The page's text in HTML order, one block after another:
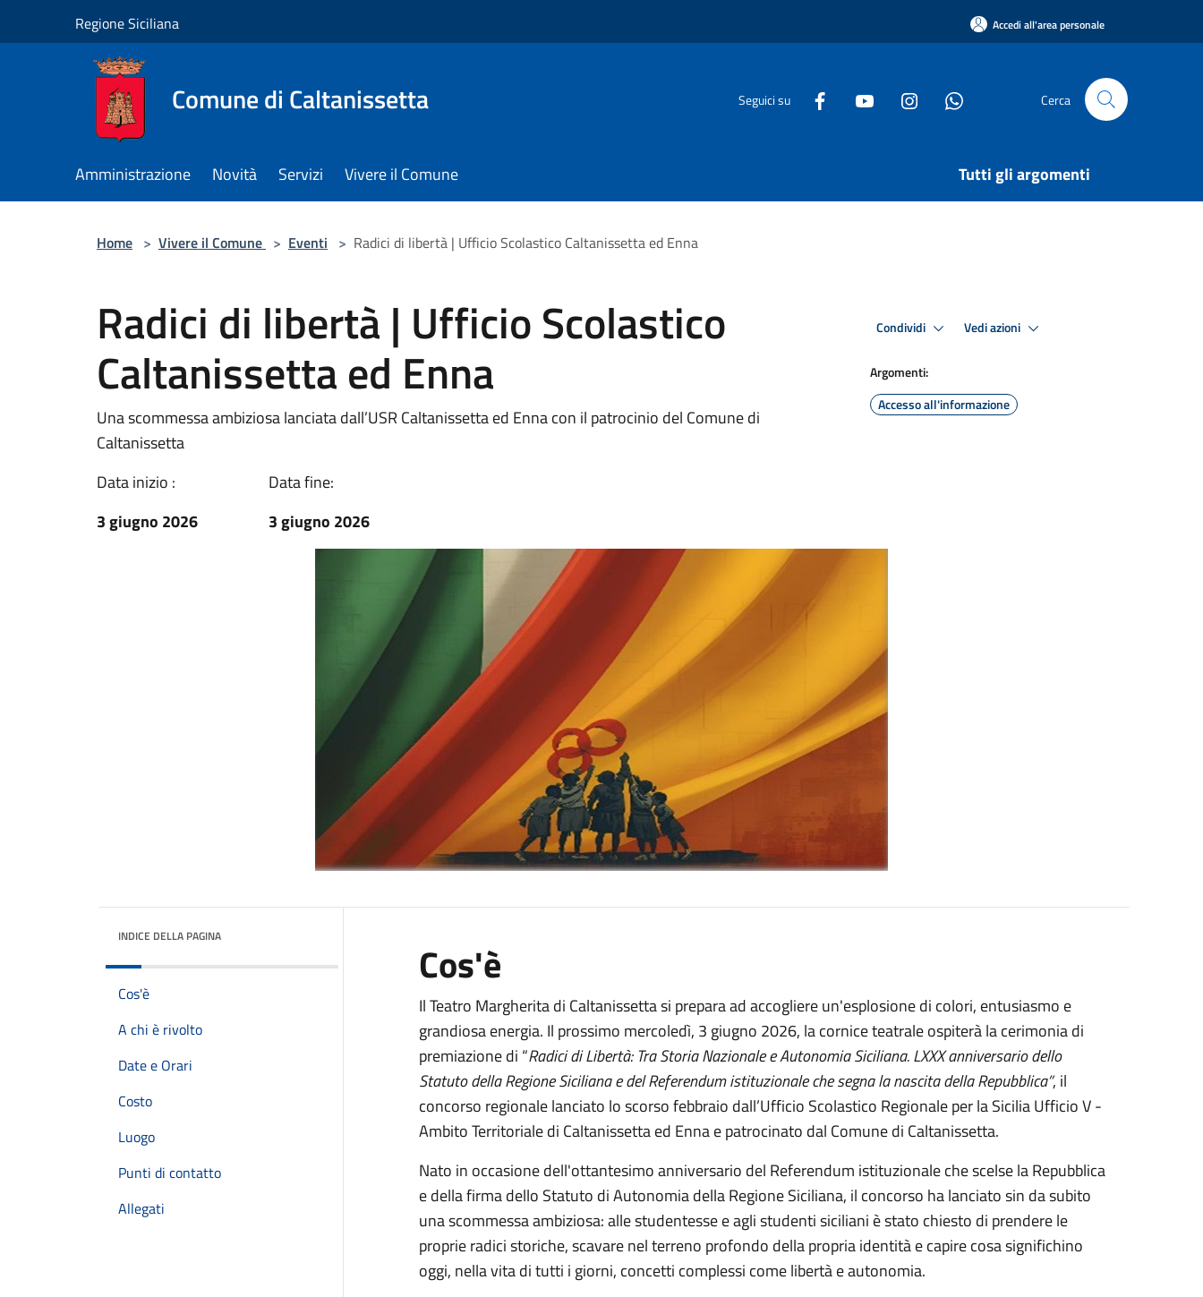
Regione Siciliana Accedi all'area personale
Comune di Caltanissetta Seguici su Cerca
Amministrazione Novità Servizi Vivere il Comune Tutti gli argomenti
Home > Vivere il Comune > Eventi > Radici di libertà | Ufficio Scolastico Caltanissetta ed Enna
Radici di libertà | Ufficio Scolastico
Caltanissetta ed Enna
Una scommessa ambiziosa lanciata dall’USR Caltanissetta ed Enna con il patrocinio del Comune di
Caltanissetta
Data inizio :
3 giugno 2026
Data fine:
3 giugno 2026
Condividi Vedi azioni
Argomenti:
Accesso all'informazione
INDICE DELLA PAGINA
Cos'è
A chi è rivolto
Date e Orari
Costo
Luogo
Punti di contatto
Allegati
Cos'è
Il Teatro Margherita di Caltanissetta si prepara ad accogliere un'esplosione di colori, entusiasmo e
grandiosa energia. Il prossimo mercoledì, 3 giugno 2026, la cornice teatrale ospiterà la cerimonia di
premiazione di “Radici di Libertà: Tra Storia Nazionale e Autonomia Siciliana. LXXX anniversario dello
Statuto della Regione Siciliana e del Referendum istituzionale che segna la nascita della Repubblica”, il
concorso regionale lanciato lo scorso febbraio dall’Ufficio Scolastico Regionale per la Sicilia Ufficio V -
Ambito Territoriale di Caltanissetta ed Enna e patrocinato dal Comune di Caltanissetta.
Nato in occasione dell'ottantesimo anniversario del Referendum istituzionale che scelse la Repubblica
e della firma dello Statuto di Autonomia della Regione Siciliana, il concorso ha lanciato sin da subito
una scommessa ambiziosa: alle studentesse e agli studenti siciliani è stato chiesto di prendere le
proprie radici storiche, scavare nel terreno profondo della propria identità e capire cosa significhino
oggi, nella vita di tutti i giorni, concetti complessi come libertà e autonomia.